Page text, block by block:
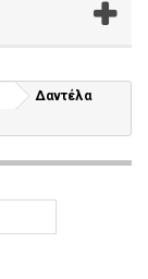
Δαντέλα